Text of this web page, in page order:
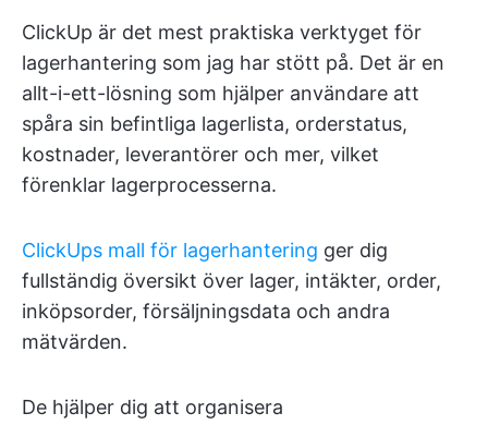
ClickUp är det mest praktiska verktyget för
lagerhantering som jag har stött på. Det är en
allt-i-ett-lösning som hjälper användare att
spåra sin befintliga lagerlista, orderstatus,
kostnader, leverantörer och mer, vilket
förenklar lagerprocesserna.
ClickUps mall för lagerhantering ger dig
fullständig översikt över lager, intäkter, order,
inköpsorder, försäljningsdata och andra
mätvärden.
De hjälper dig att organisera